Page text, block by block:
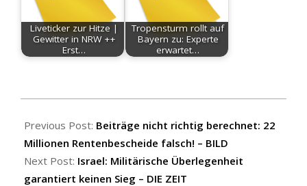
Liveticker zur Hitze |
Gewitter in NRW ++
Erst…
Tropensturm rollt auf
Bayern zu: Experte
erwartet…
08-
07
Previous Post: Beiträge nicht richtig berechnet: 22
Millionen Rentenbescheide falsch! – BILD
Next Post: Israel: Militärische Überlegenheit
garantiert keinen Sieg – DIE ZEIT